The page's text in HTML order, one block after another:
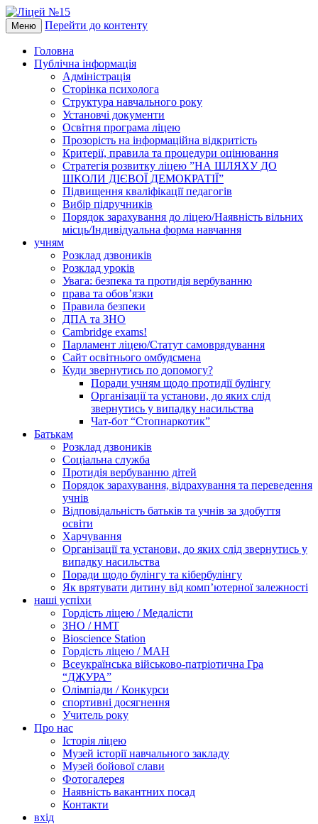
Меню Перейти до контенту
Головна
Публічна інформація
Адміністрація
Сторінка психолога
Структура навчального року
Установчі документи
Освітня програма ліцею
Прозорість на інформаційна відкритість
Критерії, правила та процедури оцінювання
Стратегія розвитку ліцею ”НА ШЛЯХУ ДО
ШКОЛИ ДІЄВОЇ ДЕМОКРАТІЇ”
Підвищення кваліфікації педагогів
Вибір підручників
Порядок зарахування до ліцею/Наявність вільних
місць/Індивідуальна форма навчання
учням
Розклад дзвоників
Розклад уроків
Увага: безпека та протидія вербуванню
права та обов’язки
Правила безпеки
ДПА та ЗНО
Cambridge exams!
Парламент ліцею/Статут самоврядування
Сайт освітнього омбудсмена
Куди звернутись по допомогу?
Поради учням щодо протидії булінгу
Організації та установи, до яких слід
звернутись у випадку насильства
Чат-бот “Стопнаркотик”
Батькам
Розклад дзвоників
Соціальна служба
Протидія вербуванню дітей
Порядок зарахування, відрахування та переведення
учнів
Відповідальність батьків та учнів за здобуття
освіти
Харчування
Організації та установи, до яких слід звернутись у
випадку насильства
Поради щодо булінгу та кібербулінгу
Як врятувати дитину від комп’ютерної залежності
наші успіхи
Гордість ліцею / Медалісти
ЗНО / НМТ
Bioscience Station
Гордість ліцею / МАН
Всеукраїнська військово-патріотична Гра
“ДЖУРА”
Олімпіади / Конкурси
спортивні досягнення
Учитель року
Про нас
Історія ліцею
Музей історії навчального закладу
Музей бойової слави
Фотогалерея
Наявність вакантних посад
Контакти
вхід